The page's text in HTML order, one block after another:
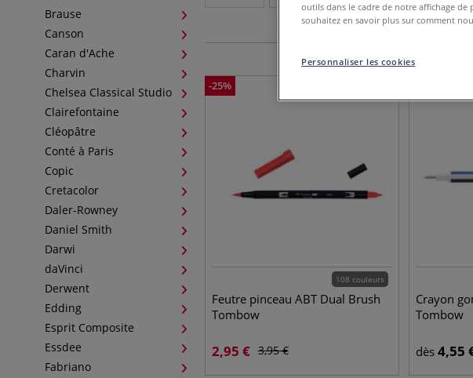
Brause
Canson
Caran d'Ache
Charvin
Chelsea Classical Studio
Clairefontaine
Cléopâtre
Conté à Paris
Copic
Cretacolor
Daler-Rowney
Daniel Smith
Darwi
daVinci
Derwent
Edding
Esprit Composite
Essdee
Fabriano
-25%
108 couleurs
Feutre pinceau ABT Dual Brush
Tombow
2,95 € 3,95€
Crayon
Tombow
dès 4,55
outils dans le cadre de notre affichage de
souhaitez en savoir plus sur comment
Personnaliser les cookies